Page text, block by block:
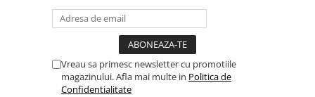
Carcase server
Sisteme server
Vreau sa primesc newsletter cu promotiile
magazinului. Afla mai multe in Politica de
Confidentialitate